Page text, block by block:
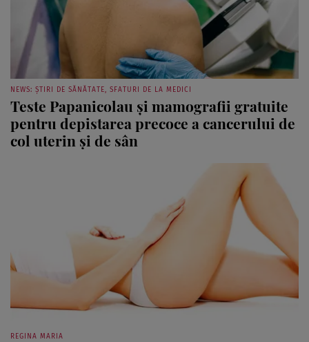
NEWS: ȘTIRI DE SĂNĂTATE, SFATURI DE LA MEDICI
Teste Papanicolau și mamografii gratuite
pentru depistarea precoce a cancerului de
col uterin și de sân
REGINA MARIA